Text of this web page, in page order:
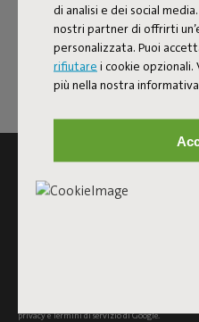
di analisi e dei social
nostri partner di offrirti
personalizzata. Puoi
rifiutare i cookie opzionali.
più nella nostra
DI SCONTO
privacyeTermini di serviziodi Google.